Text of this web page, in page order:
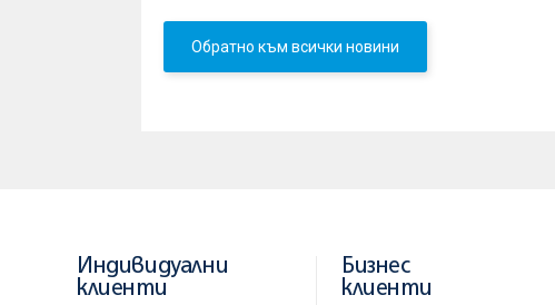
Обратно към всички новини
Индивидуални
клиенти
Бизнес
клиенти